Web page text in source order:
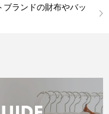
ランドの財布やバッ